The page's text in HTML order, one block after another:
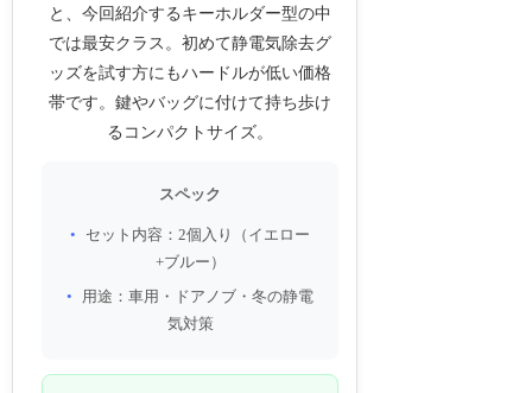
と、今回紹介するキーホルダー型の中
では最安クラス。初めて静電気除去グ
ッズを試す方にもハードルが低い価格
帯です。鍵やバッグに付けて持ち歩け
るコンパクトサイズ。
スペック
セット内容：2個入り（イエロー
+ブルー）
用途：車用・ドアノブ・冬の静電
気対策